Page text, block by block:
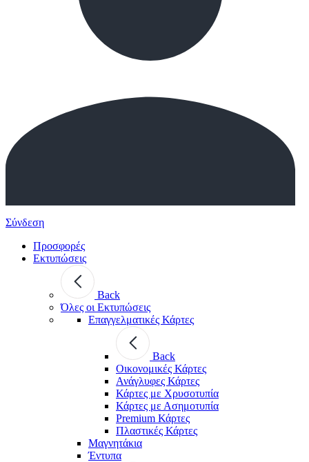
Σύνδεση
Προσφορές
Εκτυπώσεις
Back
Όλες οι Εκτυπώσεις
Επαγγελματικές Κάρτες
Back
Οικονομικές Κάρτες
Ανάγλυφες Κάρτες
Κάρτες με Χρυσοτυπία
Κάρτες με Ασημοτυπία
Premium Κάρτες
Πλαστικές Κάρτες
Μαγνητάκια
Έντυπα